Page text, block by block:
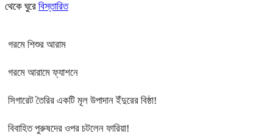
থেকে ঘুরে বিস্তারিত
গরমে শিশুর আরাম
গরমে আরামে ফ্যাশনে
সিগারেট তৈরির একটি মূল উপাদান ইঁদুরের বিষ্ঠা!
বিবাহিত পুরুষদের ওপর চটলেন ফারিয়া!